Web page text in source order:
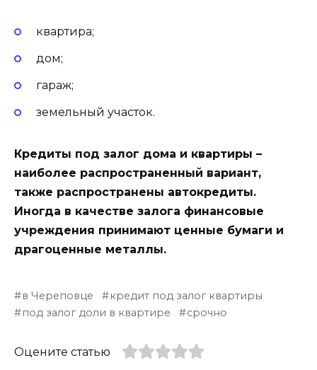
квартира;
дом;
гараж;
земельный участок.
Кредиты под залог дома и квартиры –
наиболее распространенный вариант,
также распространены автокредиты.
Иногда в качестве залога финансовые
учреждения принимают ценные бумаги и
драгоценные металлы.
в Череповце
кредит под залог квартиры
под залог доли в квартире
срочно
Оцените статью